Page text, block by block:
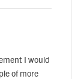
I would
of more